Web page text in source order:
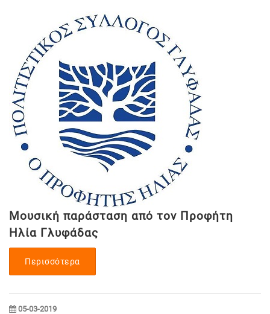
Μουσική παράσταση από τον Προφήτη
Ηλία Γλυφάδας
Περισσότερα
05-03-2019